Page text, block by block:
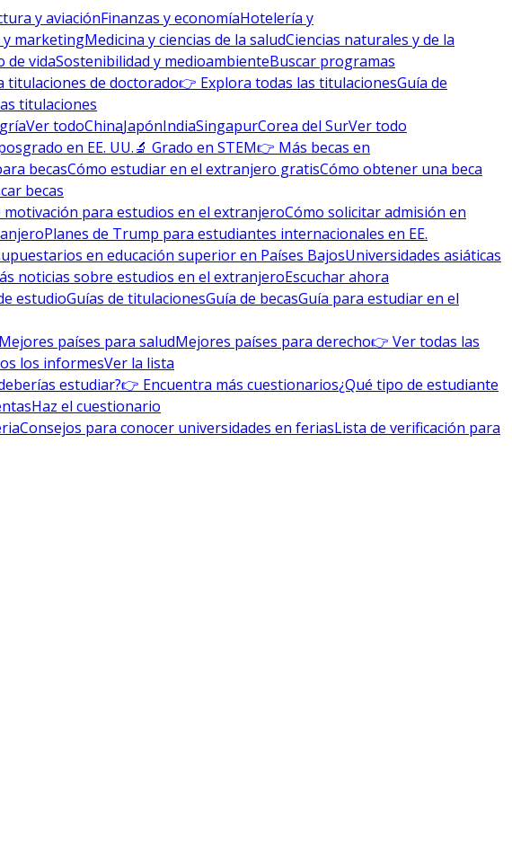
y aviaciónFinanzas y economíaHotelería y
y marketingMedicina y ciencias de la saludCiencias naturales y de la
de vidaSostenibilidad y medioambienteBuscar programas
titulaciones de doctorado👉 Explora todas las titulacionesGuía de
titulaciones
Ver todoChinaJapónIndiaSingapurCorea del SurVer todo
en EE. UU.🔬 Grado en STEM👉 Más becas en
becasCómo estudiar en el extranjero gratisCómo obtener una beca
becas
motivación para estudios en el extranjeroCómo solicitar admisión en
Planes de Trump para estudiantes internacionales en EE.
en educación superior en Países BajosUniversidades asiáticas
noticias sobre estudios en el extranjeroEscuchar ahora
estudioGuías de titulacionesGuía de becasGuía para estudiar en el
Mejores países para saludMejores países para derecho👉 Ver todas las
los informesVer la lista
estudiar?👉 Encuentra más cuestionarios¿Qué tipo de estudiante
Haz el cuestionario
Consejos para conocer universidades en feriasLista de verificación para